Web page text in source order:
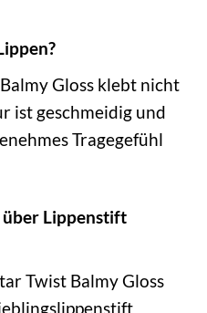
Gloss klebt nicht
ist geschmeidig und
Tragegefühl
über Lippenstift
Twist Balmy Gloss